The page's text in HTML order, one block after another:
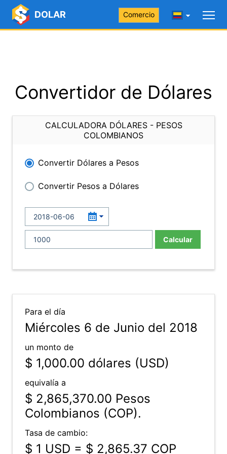
DOLAR Comercio
Convertidor de Dólares
CALCULADORA DÓLARES - PESOS
COLOMBIANOS
Convertir Dólares a Pesos
Convertir Pesos a Dólares
Calcular
Para el día
Miércoles 6 de Junio del 2018
un monto de
$ 1,000.00 dólares (USD)
equivalía a
$ 2,865,370.00 Pesos
Colombianos (COP).
Tasa de cambio:
$ 1 USD = $ 2,865.37 COP